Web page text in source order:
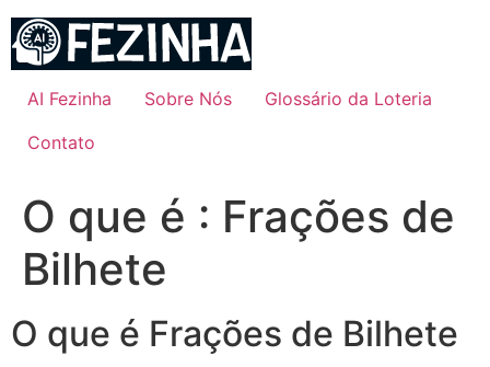
para
conteúdo
AI Fezinha Sobre Nós
Glossário da Loteria
Contato
O que é : Frações de
Bilhete
O que é Frações de Bilhete